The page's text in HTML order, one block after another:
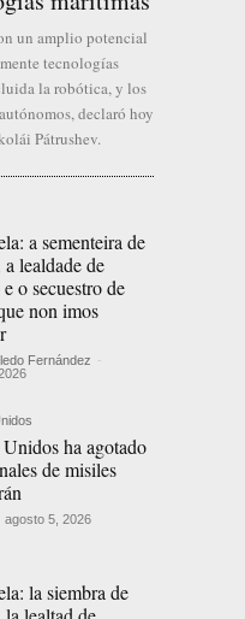
un amplio potencial
tecnologías
la robótica, y los
declaró hoy
Pátrushev.
a sementeira de
lealdade de
o secuestro de
non imos
Fernández -
ha agotado
de misiles
agosto 5, 2026
la siembra de